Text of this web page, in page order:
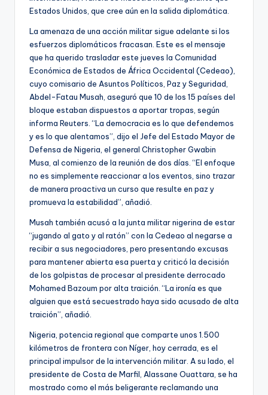
Estados Unidos, que cree aún en la salida diplomática.
La amenaza de una acción militar sigue adelante si los
esfuerzos diplomáticos fracasan. Este es el mensaje
que ha querido trasladar este jueves la Comunidad
Económica de Estados de África Occidental (Cedeao),
cuyo comisario de Asuntos Políticos, Paz y Seguridad,
Abdel-Fatau Musah, aseguró que 10 de los 15 países del
bloque estaban dispuestos a aportar tropas, según
informa Reuters. “La democracia es lo que defendemos
y es lo que alentamos”, dijo el Jefe del Estado Mayor de
Defensa de Nigeria, el general Christopher Gwabin
Musa, al comienzo de la reunión de dos días. “El enfoque
no es simplemente reaccionar a los eventos, sino trazar
de manera proactiva un curso que resulte en paz y
promueva la estabilidad”, añadió.
Musah también acusó a la junta militar nigerina de estar
“jugando al gato y al ratón” con la Cedeao al negarse a
recibir a sus negociadores, pero presentando excusas
para mantener abierta esa puerta y criticó la decisión
de los golpistas de procesar al presidente derrocado
Mohamed Bazoum por alta traición. “La ironía es que
alguien que está secuestrado haya sido acusado de alta
traición”, añadió.
Nigeria, potencia regional que comparte unos 1.500
kilómetros de frontera con Níger, hoy cerrada, es el
principal impulsor de la intervención militar. A su lado, el
presidente de Costa de Marfil, Alassane Ouattara, se ha
mostrado como el más beligerante reclamando una